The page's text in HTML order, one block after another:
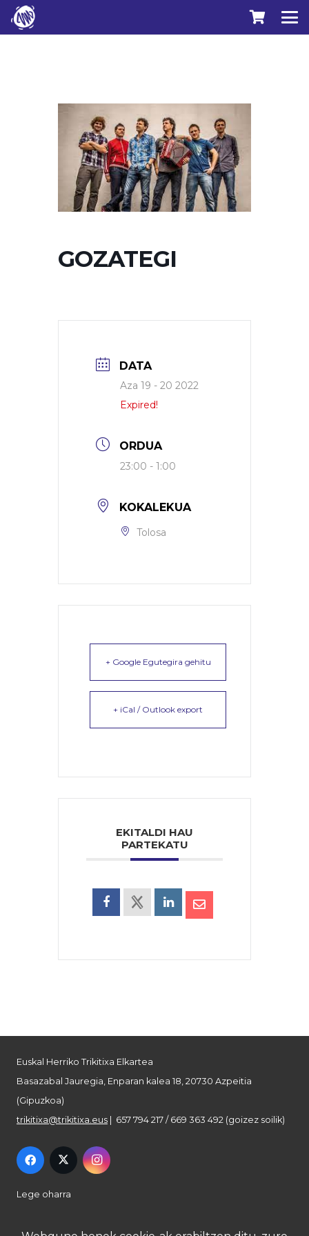
GOZATEGI
DATA
Aza 19 - 20 2022
Expired!
ORDUA
23:00 - 1:00
KOKALEKUA
Tolosa
+ Google Egutegira gehitu
+ iCal / Outlook export
EKITALDI HAU
PARTEKATU
Euskal Herriko Trikitixa Elkartea
Basazabal Jauregia, Enparan kalea 18, 20730 Azpeitia
(Gipuzkoa)
trikitixa@trikitixa.eus | 657 794 217 / 669 363 492 (goizez soilik)
Lege oharra
Pribatutasun politika